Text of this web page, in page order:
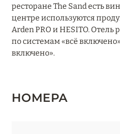
ресторане The Sand есть
центре используются
Arden PRO и HESITO. Отель
по системам «всё
включено».
НОМЕРА